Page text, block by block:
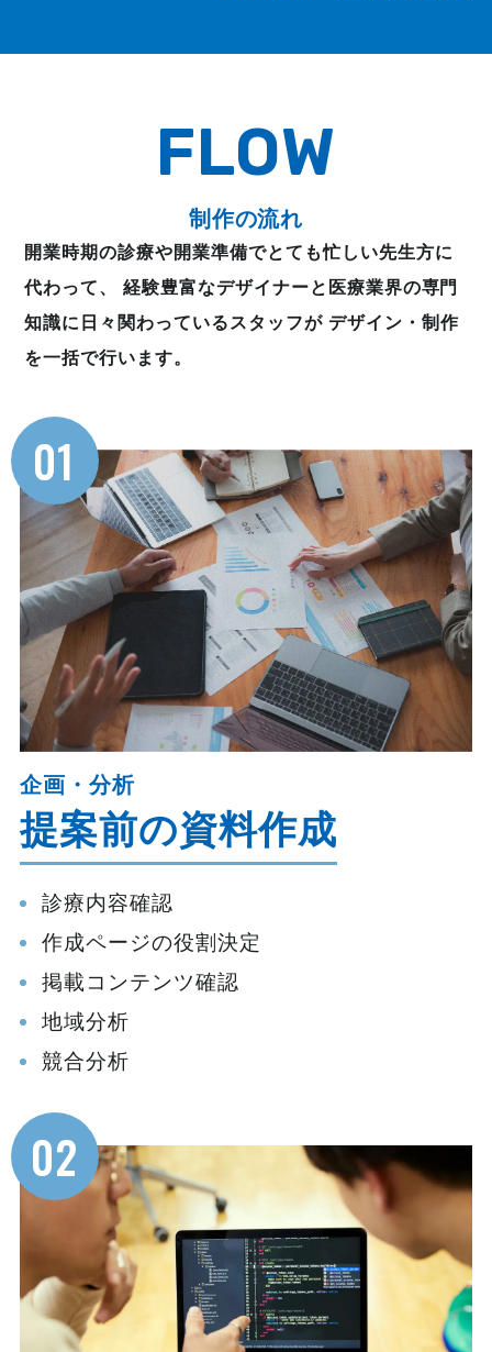
FLOW
制作の流れ
開業時期の診療や開業準備でとても忙しい先生方に
代わって、
経験豊富なデザイナーと医療業界の専門
知識に日々関わっているスタッフがデザイン・制作
を一括で行います。
01
企画・分析
提案前の資料作成
診療内容確認
作成ページの役割決定
掲載コンテンツ確認
地域分析
競合分析
02